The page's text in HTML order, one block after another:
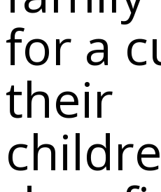
for a
their